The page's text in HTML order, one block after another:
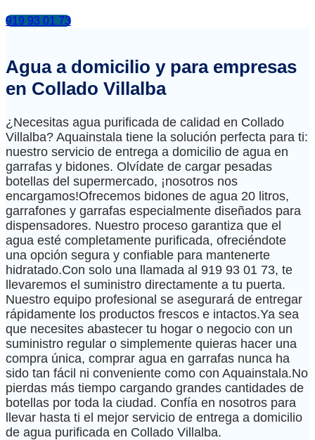
919 93 01 73
Agua a domicilio y para empresas
en Collado Villalba
¿Necesitas agua purificada de calidad en Collado
Villalba? Aquainstala tiene la solución perfecta para ti:
nuestro servicio de entrega a domicilio de agua en
garrafas y bidones. Olvídate de cargar pesadas
botellas del supermercado, ¡nosotros nos
encargamos!Ofrecemos bidones de agua 20 litros,
garrafones y garrafas especialmente diseñados para
dispensadores. Nuestro proceso garantiza que el
agua esté completamente purificada, ofreciéndote
una opción segura y confiable para mantenerte
hidratado.Con solo una llamada al 919 93 01 73, te
llevaremos el suministro directamente a tu puerta.
Nuestro equipo profesional se asegurará de entregar
rápidamente los productos frescos e intactos.Ya sea
que necesites abastecer tu hogar o negocio con un
suministro regular o simplemente quieras hacer una
compra única, comprar agua en garrafas nunca ha
sido tan fácil ni conveniente como con Aquainstala.No
pierdas más tiempo cargando grandes cantidades de
botellas por toda la ciudad. Confía en nosotros para
llevar hasta ti el mejor servicio de entrega a domicilio
de agua purificada en Collado Villalba.